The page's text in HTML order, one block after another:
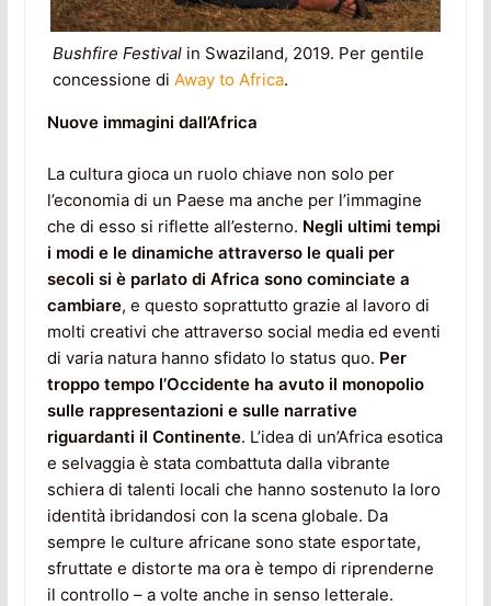
Bushfire Festivalin Swaziland, 2019. Per gentile
concessione di Away to Africa.
Nuove immagini dall’Africa
La cultura gioca un ruolo chiave non solo per
l’economia di un Paese ma anche per l’immagine
che di esso si riflette all’esterno. Negli ultimi tempi
i modi e le dinamiche attraverso le quali per
secoli si è parlato di Africa sono cominciate a
cambiare, e questo soprattutto grazie al lavoro di
molti creativi che attraverso social media ed eventi
di varia natura hanno sfidato lo status quo. Per
troppo tempo l’Occidente ha avuto il monopolio
sulle rappresentazioni e sulle narrative
riguardanti il Continente. L’idea di un’Africa esotica
e selvaggia è stata combattuta dalla vibrante
schiera di talenti locali che hanno sostenuto la loro
identità ibridandosi con la scena globale. Da
sempre le culture africane sono state esportate,
sfruttate e distorte ma ora è tempo di riprenderne
il controllo – a volte anche in senso letterale.